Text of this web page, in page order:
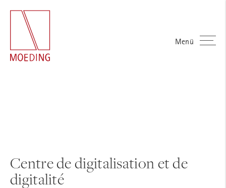
Menü
Centre de digitalisation et de
digitalité